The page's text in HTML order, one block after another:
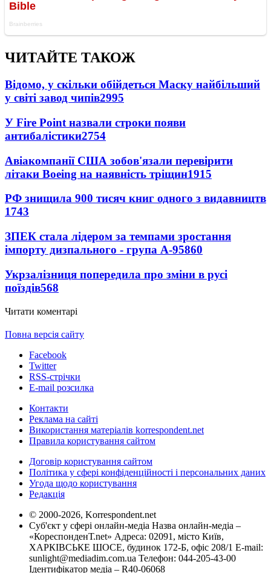
ЧИТАЙТЕ ТАКОЖ
Відомо, у скільки обійдеться Маску найбільший
у світі завод чипів2995
У Fire Point назвали строки появи
антибалістики2754
Авіакомпанії США зобов'язали перевірити
літаки Boeing на наявність тріщин1915
РФ знищила 900 тисяч книг одного з видавництв
1743
ЗПЕК стала лідером за темпами зростання
імпорту дизпального - група А-95860
Укрзалізниця попередила про зміни в русі
поїздів568
Читати коментарі
Повна версія сайту
Facebook
Twitter
RSS-стрічки
E-mail розсилка
Контакти
Реклама на сайті
Використання матеріалів korrespondent.net
Правила користування сайтом
Договір користування сайтом
Політика у сфері конфіденційності і персональних даних
Угода щодо користування
Редакція
© 2000-2026, Korrespondent.net
Суб'єкт у сфері онлайн-медіа Назва онлайн-медіа –
«КореспонденТ.net» Адреса: 02091, місто Київ,
ХАРКІВСЬКЕ ШОСЕ, будинок 172-Б, офіс 208/1 E-mail:
sunlight@mediadim.com.ua Телефон: 044-205-43-00
Ідентифікатор медіа – R40-06068